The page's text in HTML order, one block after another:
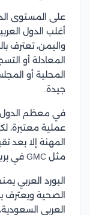
على المستوى
أغلب الدول
واليمن، تعترف
المعادلة أو
المحلية أو
جيدة.
في معظم الدول
عملية معتبرة،
المهنة إلا بعد
مثل GMC في بريطانيا أو ECFMG في الولايات المتحدة.
البورد العربي
الصحية
العربي